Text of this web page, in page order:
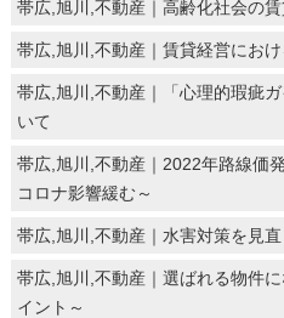
帯広,旭川,不動産｜高齢化社会の
帯広,旭川,不動産｜賃貸経営にお
帯広,旭川,不動産｜「心理的瑕疵
いて
帯広,旭川,不動産｜2022年路線価
コロナ影響緩む～
帯広,旭川,不動産｜水害対策を見直
帯広,旭川,不動産｜選ばれる物件
イント～